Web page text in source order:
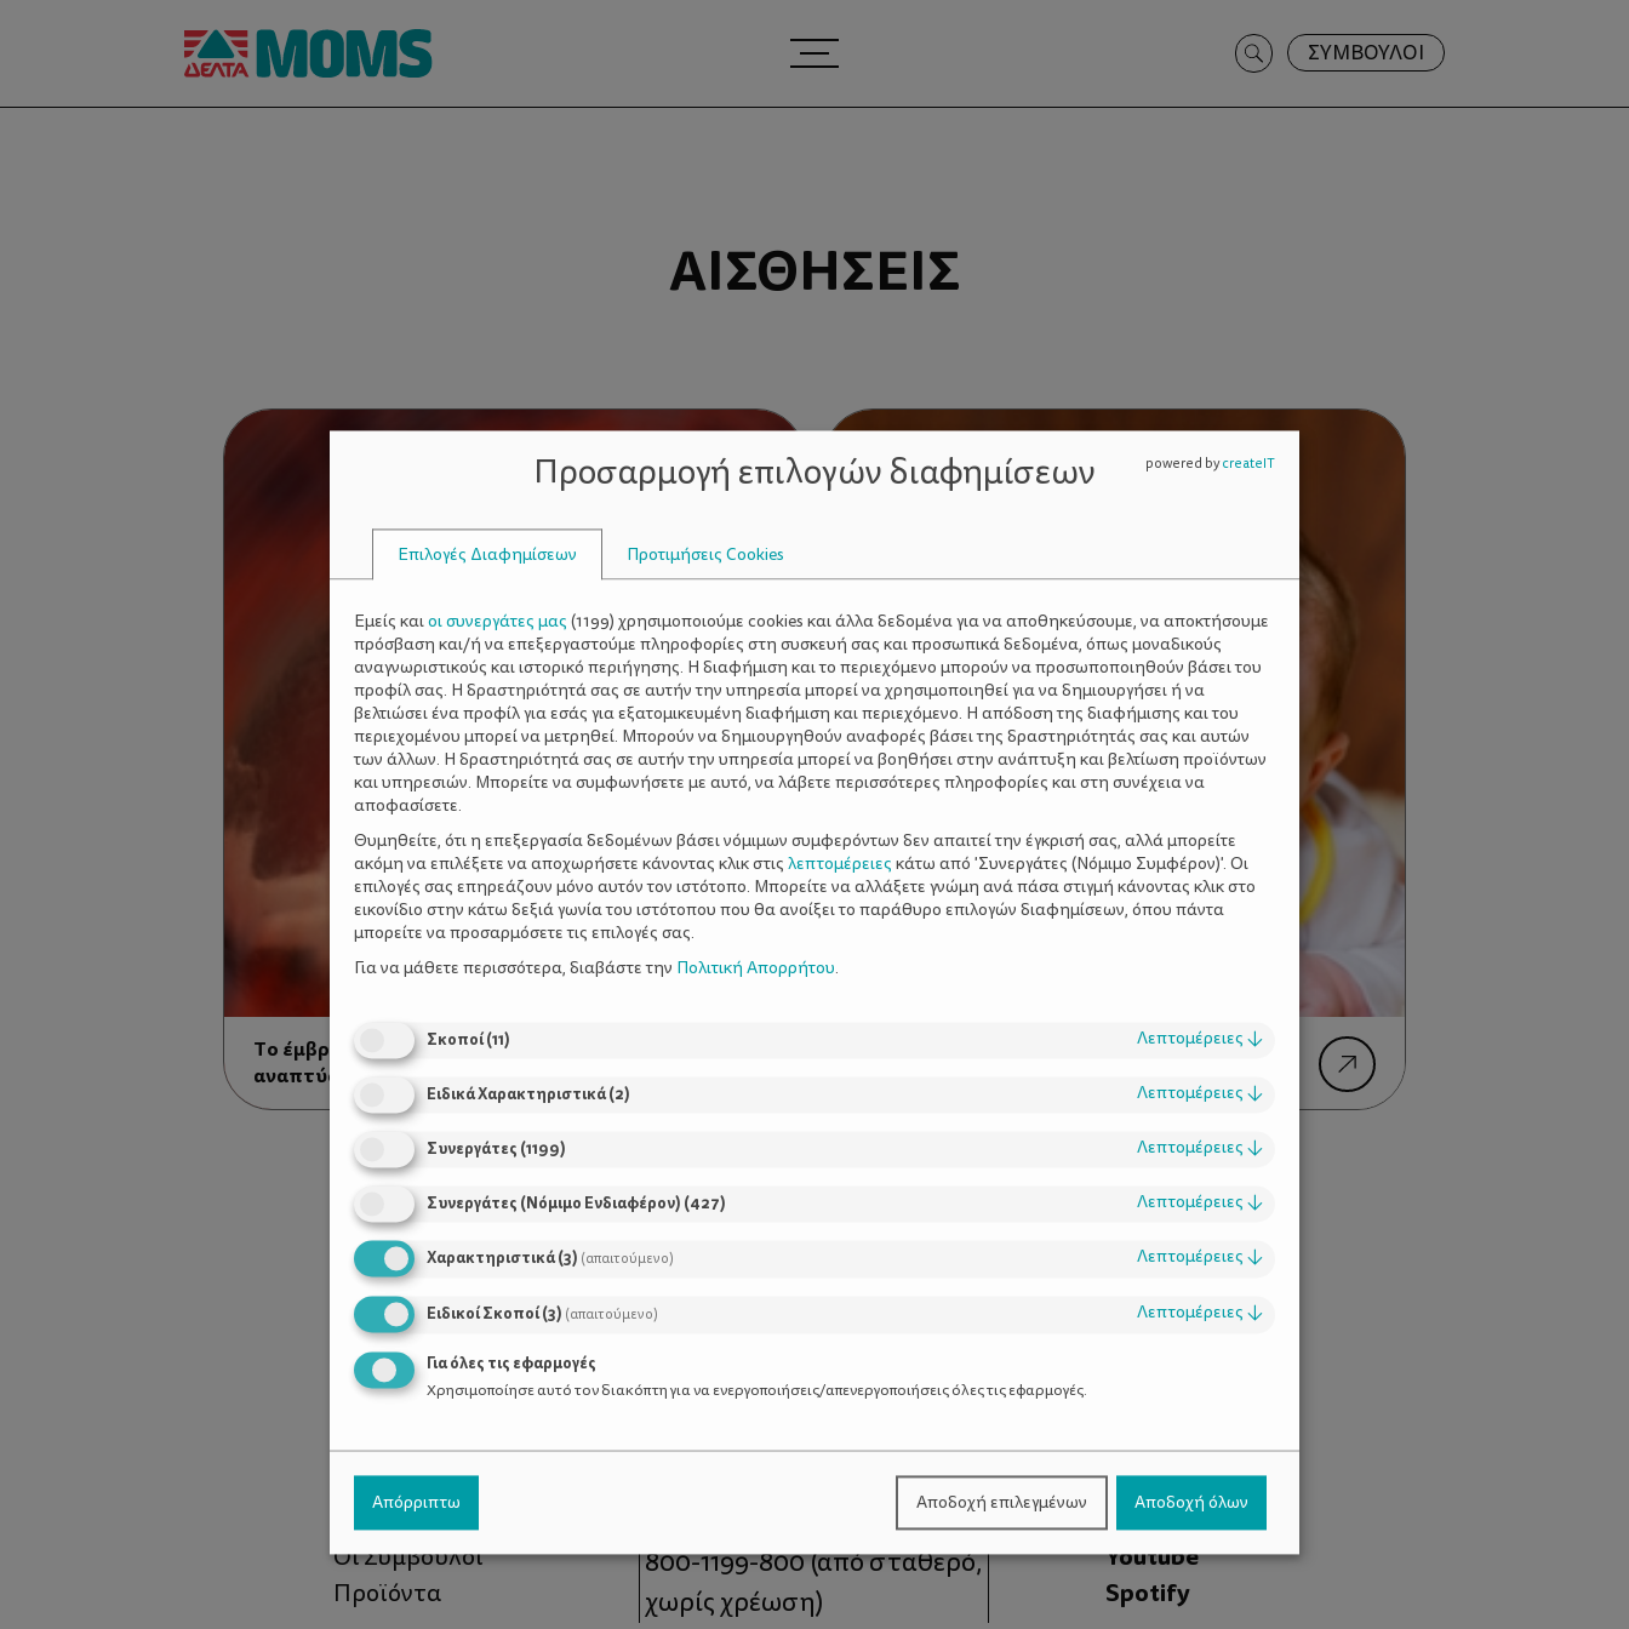
Search
for:
ΣΥΜΒΟΥΛΟΙ
ΑΙΣΘΉΣΕΙΣ
Το έμβρυο ακούει, γεύεται, νιώθει! Πώς
αναπτύσσονται οι αισθήσεις μέσα στη
μήτρα
Όραση – Ακοή – Επικοινωνία – Ευφυΐα
Χρήσιμοι Σύνδεσμοι
Τι είναι το ΔΕΛΤΑ moms
Οι Σύμβουλοι
Προϊόντα
Τηλέφωνο Επικοινωνίας:
800-1199-800(από σταθερό,
χωρίς χρέωση)
Facebook
Instagram
Youtube
Spotify
Προσαρμογή επιλογών διαφημίσεων
Επιλογές Διαφημίσεων Προτιμήσεις Cookies
Εμείς καιοι συνεργάτες μας (1199) χρησιμοποιούμε cookies και άλλα δεδομένα για να αποθηκεύσουμε, να αποκτήσουμε
πρόσβαση και/ή να επεξεργαστούμε πληροφορίες στη συσκευή σας και προσωπικά δεδομένα, όπως μοναδικούς
αναγνωριστικούς και ιστορικό περιήγησης. Η διαφήμιση και το περιεχόμενο μπορούν να προσωποποιηθούν βάσει του
προφίλ σας. Η δραστηριότητά σας σε αυτήν την υπηρεσία μπορεί να χρησιμοποιηθεί για να δημιουργήσει ή να
βελτιώσει ένα προφίλ για εσάς για εξατομικευμένη διαφήμιση και περιεχόμενο. Η απόδοση της διαφήμισης και του
περιεχομένου μπορεί να μετρηθεί. Μπορούν να δημιουργηθούν αναφορές βάσει της δραστηριότητάς σας και αυτών
των άλλων. Η δραστηριότητά σας σε αυτήν την υπηρεσία μπορεί να βοηθήσει στην ανάπτυξη και βελτίωση προϊόντων
και υπηρεσιών. Μπορείτε να συμφωνήσετε με αυτό, να λάβετε περισσότερες πληροφορίες και στη συνέχεια να
αποφασίσετε.
Θυμηθείτε, ότι η επεξεργασία δεδομένων βάσει νόμιμων συμφερόντων δεν απαιτεί την έγκρισή σας, αλλά μπορείτε
ακόμη να επιλέξετε να αποχωρήσετε κάνοντας κλικ στις λεπτομέρειες κάτω από 'Συνεργάτες (Νόμιμο Συμφέρον)'. Οι
επιλογές σας επηρεάζουν μόνο αυτόν τον ιστότοπο. Μπορείτε να αλλάξετε γνώμη ανά πάσα στιγμή κάνοντας κλικ στο
εικονίδιο στην κάτω δεξιά γωνία του ιστότοπου που θα ανοίξει το παράθυρο επιλογών διαφημίσεων, όπου πάντα
μπορείτε να προσαρμόσετε τις επιλογές σας.
Για να μάθετε περισσότερα, διαβάστε την Πολιτική Απορρήτου.
Σκοποί(11) Λεπτομέρειες ↓
Ειδικά Χαρακτηριστικά(2) Λεπτομέρειες ↓
Συνεργάτες (1199) Λεπτομέρειες ↓
Συνεργάτες (Νόμιμο Ενδιαφέρον) (427) Λεπτομέρειες ↓
Χαρακτηριστικά(3) (απαιτούμενο) Λεπτομέρειες ↓
Ειδικοί Σκοποί(3) (απαιτούμενο) Λεπτομέρειες ↓
Για όλες τις εφαρμογές
Χρησιμοποίησε αυτό τον διακόπτη για να ενεργοποιήσεις/απενεργοποιήσεις όλες τις εφαρμογές.
Απόρριπτω Αποδοχή επιλεγμένων Αποδοχή όλων
powered bycreateIT